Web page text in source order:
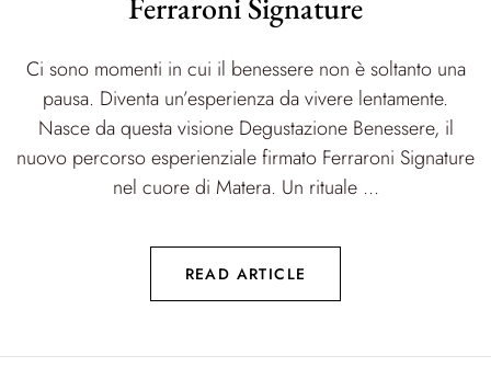
Ci sono momenti in cui il benessere non è soltanto una
pausa. Diventa un’esperienza da vivere lentamente.
Nasce da questa visione Degustazione Benessere, il
nuovo percorso esperienziale firmato Ferraroni Signature
nel cuore di Matera. Un rituale ...
READ ARTICLE